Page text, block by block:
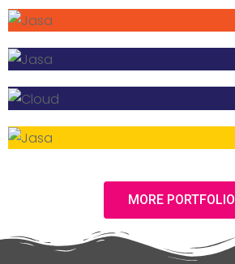
MORE PORTFOLIO